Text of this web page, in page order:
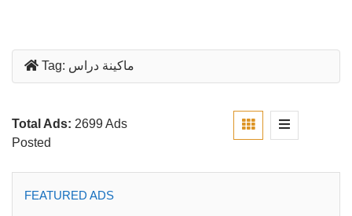
Tag: ماكينة دراس
Total Ads: 2699 Ads
Posted
FEATURED ADS